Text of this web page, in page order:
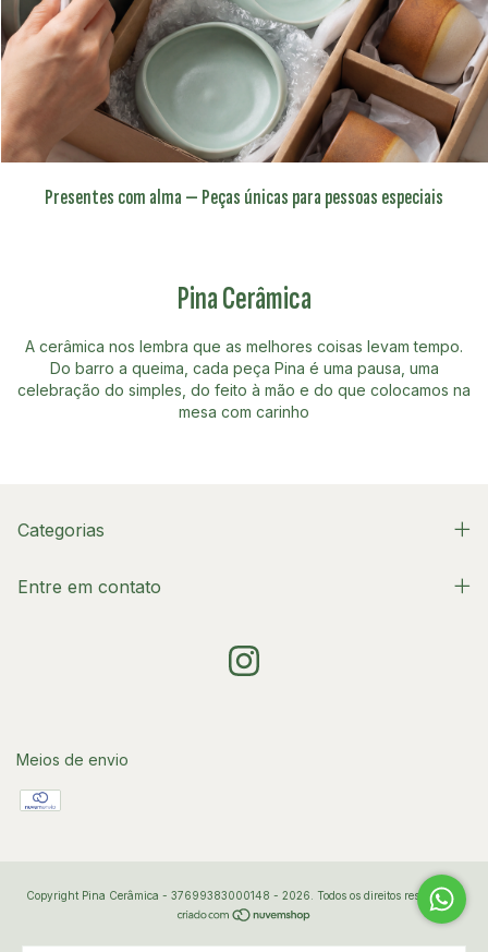
Presentes com alma — Peças únicas para pessoas especiais
Pina Cerâmica
A cerâmica nos lembra que as melhores coisas levam tempo.
Do barro a queima, cada peça Pina é uma pausa, uma
celebração do simples, do feito à mão e do que colocamos na
mesa com carinho
Categorias
Entre em contato
Meios de envio
Copyright Pina Cerâmica - 37699383000148 - 2026. Todos os direitos reservados.